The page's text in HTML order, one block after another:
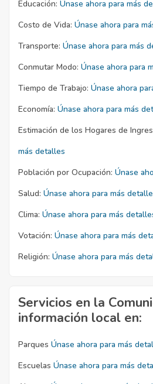
Educación: Únase ahora para más
Costo de Vida: Únase ahora para
Transporte: Únase ahora para más
Conmutar Modo: Únase ahora para
Tiempo de Trabajo: Únase ahora
Economía: Únase ahora para más
Estimación de los Hogares de
más detalles
Población por Ocupación: Únase
Salud: Únase ahora para más
Clima: Únase ahora para más
Votación: Únase ahora para más
Religión: Únase ahora para más
Servicios en la
información local en:
Parques Únase ahora para más
Escuelas Únase ahora para más